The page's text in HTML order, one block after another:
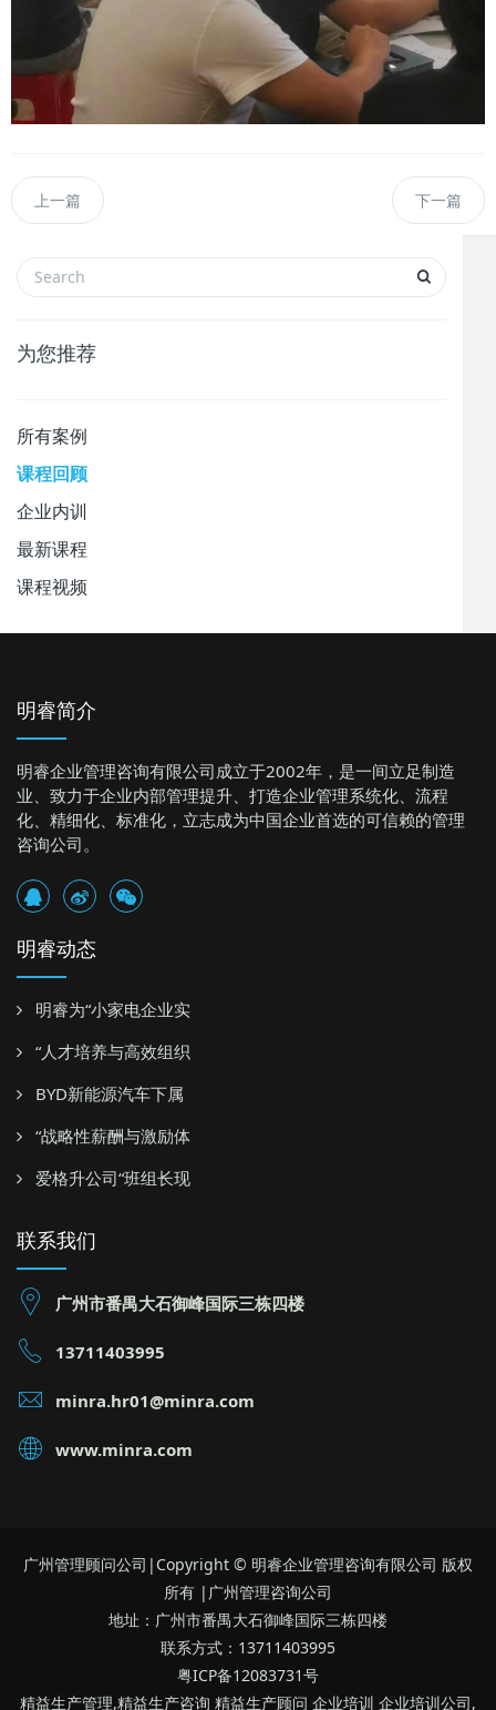
上一篇 下一篇
为您推荐
所有案例
课程回顾
企业内训
最新课程
课程视频
明睿简介
明睿企业管理咨询有限公司成立于2002年，是一间立足制造
业、致力于企业内部管理提升、打造企业管理系统化、流程
化、精细化、标准化，立志成为中国企业首选的可信赖的管理
咨询公司。
明睿动态
明睿为“小家电企业实
“人才培养与高效组织
BYD新能源汽车下属
“战略性薪酬与激励体
爱格升公司“班组长现
联系我们
广州市番禺大石御峰国际三栋四楼
13711403995
minra.hr01@minra.com
www.minra.com
广州管理顾问公司|Copyright © 明睿企业管理咨询有限公司 版权
所有 |广州管理咨询公司
地址：广州市番禺大石御峰国际三栋四楼
联系方式：13711403995
粤ICP备12083731号
精益生产管理,精益生产咨询 精益生产顾问 企业培训 企业培训公司,